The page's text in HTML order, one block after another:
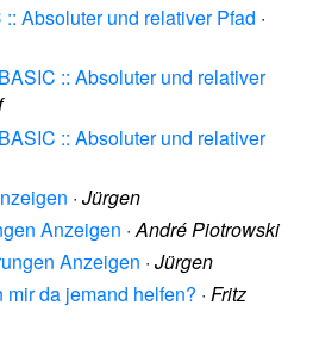
Absoluter und relativer Pfad ·
:: Absoluter und relativer
:: Absoluter und relativer
· Jürgen
Anzeigen ·André Piotrowski
Anzeigen · Jürgen
mir da jemand helfen? · Fritz